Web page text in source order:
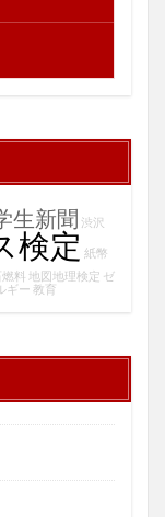
生新聞 渋沢
検定 紙幣
料 地図地理検定 ゼ
ギー 教育